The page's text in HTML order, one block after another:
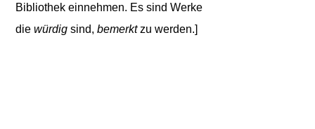
Bibliothek einnehmen. Es sind Werke
diewürdigsind,bemerktzu werden.]